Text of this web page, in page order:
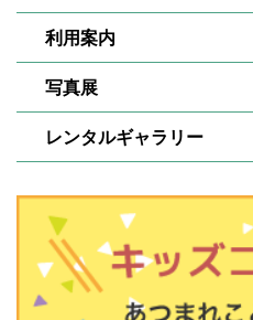
利用案内
写真展
レンタルギャラリー